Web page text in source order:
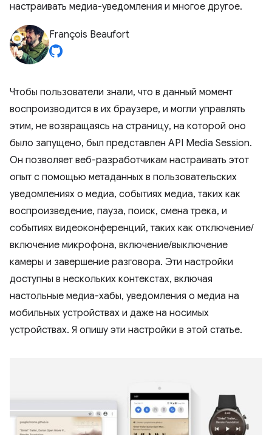
настраивать медиа-уведомления и многое другое.
François Beaufort
Чтобы пользователи знали, что в данный момент
воспроизводится в их браузере, и могли управлять
этим, не возвращаясь на страницу, на которой оно
было запущено, был представлен API Media Session.
Он позволяет веб-разработчикам настраивать этот
опыт с помощью метаданных в пользовательских
уведомлениях о медиа, событиях медиа, таких как
воспроизведение, пауза, поиск, смена трека, и
событиях видеоконференций, таких как отключение/
включение микрофона, включение/выключение
камеры и завершение разговора. Эти настройки
доступны в нескольких контекстах, включая
настольные медиа-хабы, уведомления о медиа на
мобильных устройствах и даже на носимых
устройствах. Я опишу эти настройки в этой статье.